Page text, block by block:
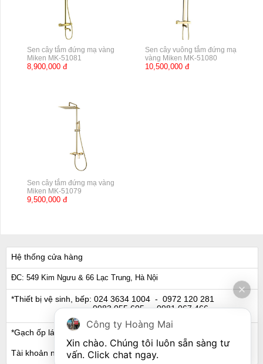
Sen cây tắm đứng mạ vàng
Miken MK-51081
8,900,000 đ
Sen cây vuông tắm đứng mạ
vàng Miken MK-51080
10,500,000 đ
Sen cây tắm đứng mạ vàng
Miken MK-51079
9,500,000 đ
Hệ thống cửa hàng
ĐC: 549 Kim Ngưu & 66 Lạc Trung, Hà Nội
*Thiết bị vệ sinh, bếp: 024 3634 1004 - 0972 120 281
0983 055 605- 0981 067 466
*Gạch ốp lát, Ngói: 024 3632 0280 - 0911 441 066
Tài khoản ngân hàng
Công ty Hoàng Mai
Xin chào. Chúng tôi luôn sẵn sàng tư
vấn. Click chat ngay.